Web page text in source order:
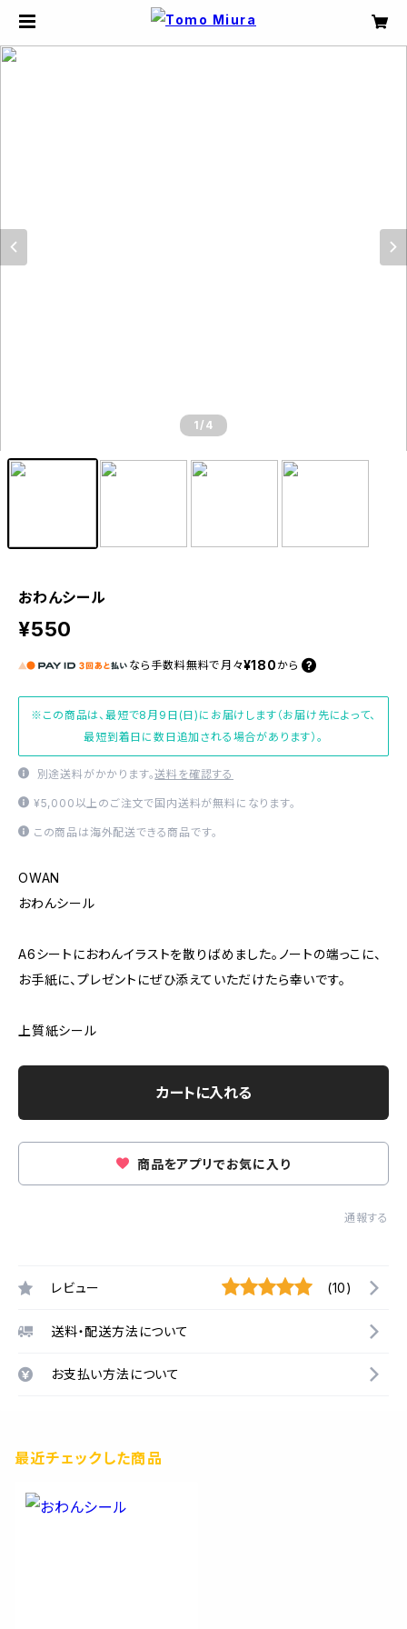
1 /4
おわんシール
¥550
なら 手数料無料で 月々¥180 から
※この商品は、最短で8月9日(日)にお届けします（お届け先によって、
最短到着日に数日追加される場合があります）。
別途送料がかかります。送料を確認する
¥5,000以上のご注文で国内送料が無料になります。
この商品は海外配送できる商品です。
OWAN
おわんシール
A6シートにおわんイラストを散りばめました。ノートの端っこに、
お手紙に、プレゼントにぜひ添えていただけたら幸いです。
上質紙シール
カートに入れる
商品をアプリでお気に入り
通報する
レビュー (10)
送料・配送方法について
お支払い方法について
最近チェックした商品